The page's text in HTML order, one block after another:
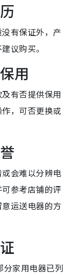
有保证外，产
议购买。
用
有否提供保用
，可否更换或
会难以分辨电
参考店铺的评
运送电器的方
分家用电器已列